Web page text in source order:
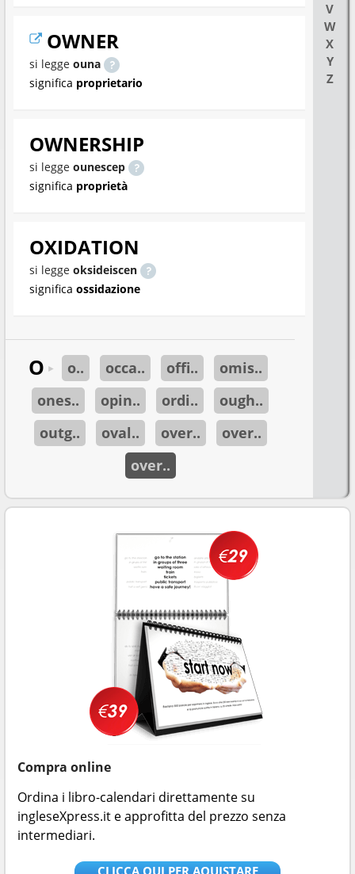
V
W
X
Y
Z
OWNER
si legge ouna
significa proprietario
OWNERSHIP
si legge ounescep
significa proprietà
OXIDATION
si legge oksideiscen
significa ossidazione
O ► o.. occa.. offi..
omis..
ones..
opin.. ordi..
ough..
outg..
oval.. over..
over..
over..
Compra online
Ordina i libro-calendari direttamente su
ingleseXpress.it e approfitta del prezzo senza
intermediari.
CLICCA QUI PER AQUISTARE